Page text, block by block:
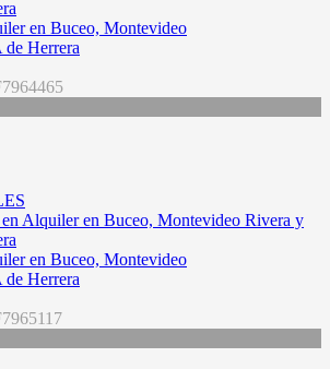
en Buceo, Montevideo
Herrera
en Buceo, Montevideo
Herrera